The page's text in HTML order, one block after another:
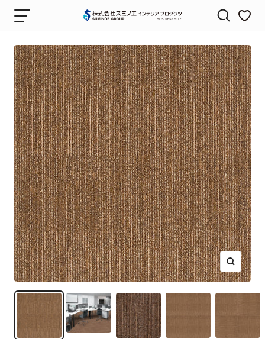
ナ
ゲ
ー
シ
ョ
ン
株
会
社
ス
ミ
ノ
エ
イ
ン
テ
リ
ア
プ
ロ
ダ
ク
ツ
（SUMINOE
Interior
Products
Co.,
Ltd.）
ズ
ー
ム